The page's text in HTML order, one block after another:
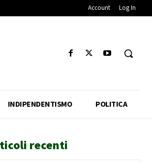
Account Log In
INDIPENDENTISMO POLITICA
recenti